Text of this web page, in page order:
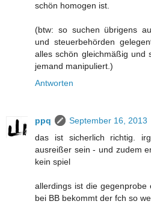
schön homogen ist.
(btw: so suchen übrigens
und steuerbehörden
alles schön gleichmäßig und
jemand manipuliert.)
Antworten
ppq
September 16, 2013
das ist sicherlich richtig.
ausreißer sein - und zudem
kein spiel
allerdings ist die
bei BB bekommt der fch so